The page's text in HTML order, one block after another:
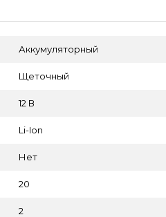
Аккумуляторный
Щеточный
12 В
Li-Ion
Нет
20
2